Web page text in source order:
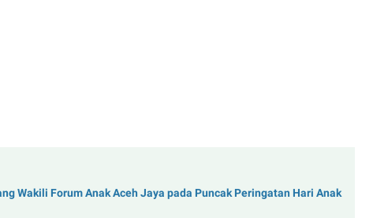
Wakili Forum Anak Aceh Jaya pada Puncak Peringatan Hari Anak